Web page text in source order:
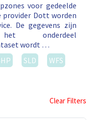
voor gedeelde
Dott worden
De gegevens zijn
onderdeel
wordt …
SLD
WFS
Clear Filters